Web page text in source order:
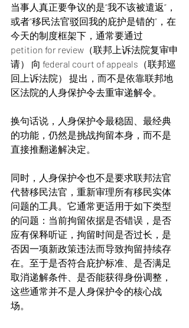
当事人真正要争议的是“我不该被遣返”，
或者“移民法官驳回我的庇护是错的”，在
今天的制度框架下，通常要通过
petition for review（联邦上诉法院复审申
请） 向 federal court of appeals（联邦巡
回上诉法院） 提出，而不是依靠联邦地
区法院的人身保护令去重审递解令。
换句话说，人身保护令最稳固、最经典
的功能，仍然是挑战拘留本身，而不是
直接推翻递解决定。
同时，人身保护令也不是要求联邦法官
代替移民法官，重新审理所有移民实体
问题的工具。它通常更适用于如下类型
的问题：当前拘留依据是否错误，是否
应有保释听证，拘留时间是否过长，是
否因一项新政策违法而导致拘留持续存
在。至于是否符合庇护标准、是否满足
取消递解条件、是否能获得身份调整，
这些通常并不是人身保护令的核心战
场。